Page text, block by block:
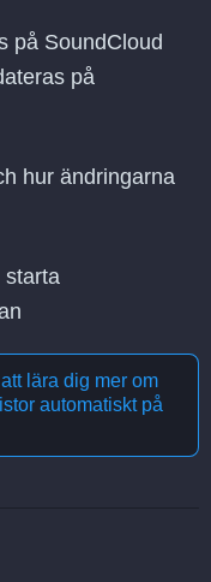
på SoundCloud
på
hur ändringarna
starta
lära dig mer om
automatiskt på